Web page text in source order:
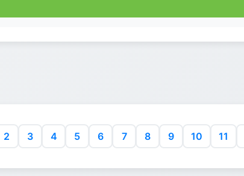
2 3 4 5 6 7 8 9 10 11